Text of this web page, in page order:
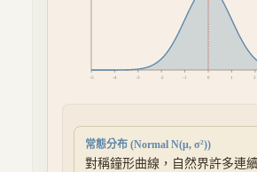
-5 -4 -3 -2 -1 0 1
常態分布 (Normal N(μ, σ²))
對稱鐘形曲線，自然界許多連